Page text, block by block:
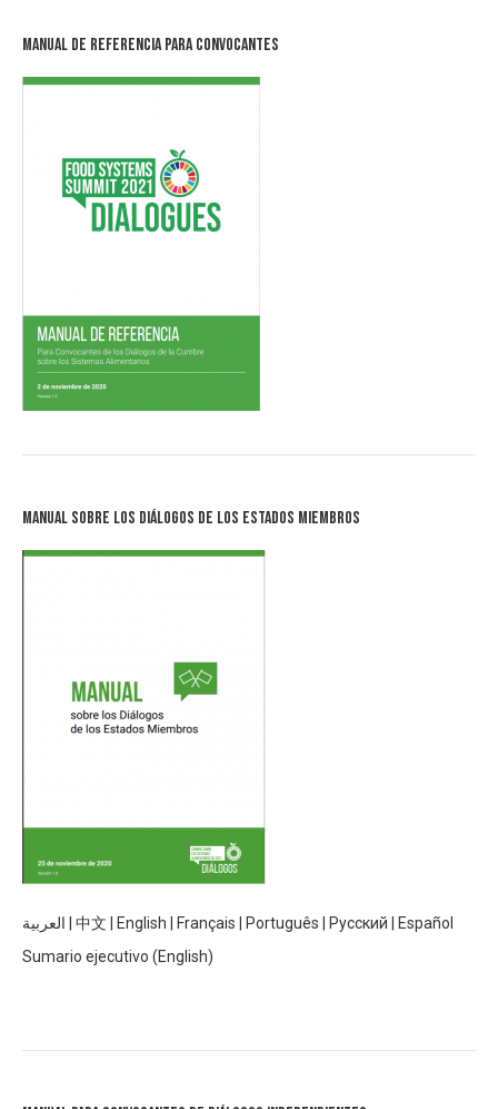
Manual de Referencia para Convocantes
Manual sobre los Diálogos de los Estados Miembros
العربية 中文 English Français Português Русский
Español
Sumario ejecutivo (English)